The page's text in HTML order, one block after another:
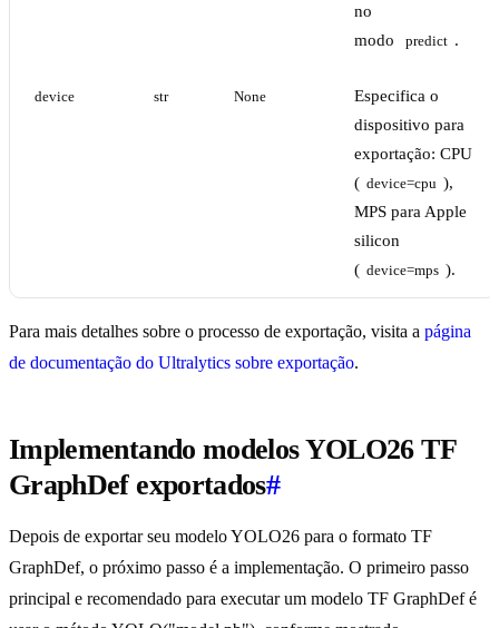
no
modo
predict .
device str None
Especifica o
dispositivo para
exportação: CPU
( device=cpu ),
MPS para Apple
silicon
( device=mps ).
Para mais detalhes sobre o processo de exportação, visita a página
de documentação do Ultralytics sobre exportação.
Implementando modelos YOLO26 TF
GraphDef exportados#
Depois de exportar seu modelo YOLO26 para o formato TF
GraphDef, o próximo passo é a implementação. O primeiro passo
principal e recomendado para executar um modelo TF GraphDef é